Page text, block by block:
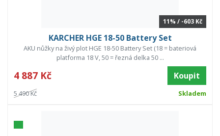
11% / -603 Kč
KARCHER HGE 18-50 Battery Set
AKU nůžky na živý plot HGE 18-50 Battery Set (18 = bateriová
platforma 18 V, 50 = řezná delka 50 ...
4 887 Kč Koupit
5 490 Kč Skladem